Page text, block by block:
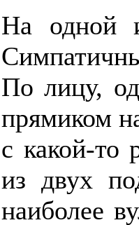
На одной
По лицу,
прямиком
с какой-то
из двух
наиболее